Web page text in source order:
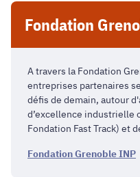
Fondation
A travers la Fondation
entreprises partenaires
défis de demain, autour
d’excellence industrielle
Fondation Fast Track) et
Fondation Grenoble INP